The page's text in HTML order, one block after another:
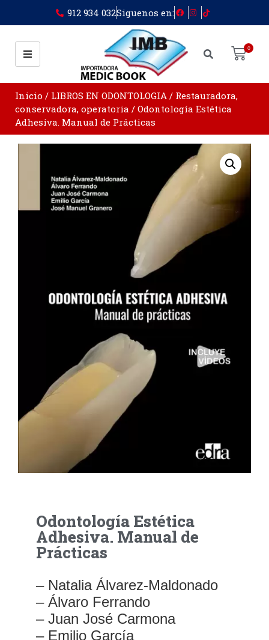
912 934 032Siguenos en:
0
Inicio / LIBROS EN ODONTOLOGIA / Restauradora,
conservadora, operatoria / Odontología Estética
Adhesiva. Manual de Prácticas
Odontología Estética
Adhesiva. Manual de
Prácticas
– Natalia Álvarez-Maldonado
– Álvaro Ferrando
– Juan José Carmona
– Emilio García